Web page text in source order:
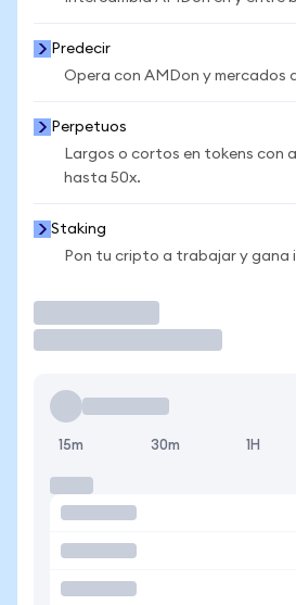
Predecir
Opera con AMDon y mercados
Perpetuos
Largos o cortos en tokens con
hasta 50x.
Staking
Pon tu cripto a trabajar y gana
15m 30m 1H